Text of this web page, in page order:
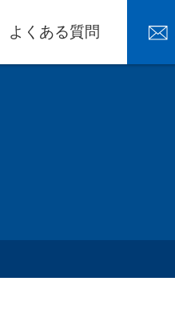
よくある質問